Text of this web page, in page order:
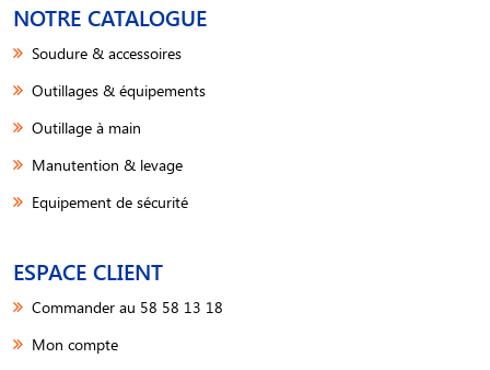
NOTRE CATALOGUE
Soudure & accessoires
Outillages & équipements
Outillage à main
Manutention & levage
Equipement de sécurité
ESPACE CLIENT
Commander au 58 58 13 18
Mon compte